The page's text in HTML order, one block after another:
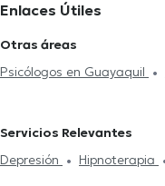
Enlaces Útiles
Otras áreas
Psicólogos en Guayaquil
Servicios Relevantes
Depresión
Hipnoterapia